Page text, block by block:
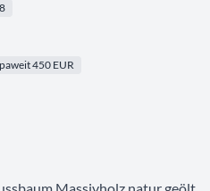
450 EUR